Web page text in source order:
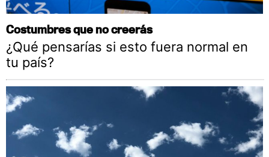
Costumbres que no creerás
¿Qué pensarías si esto fuera normal en
tu país?